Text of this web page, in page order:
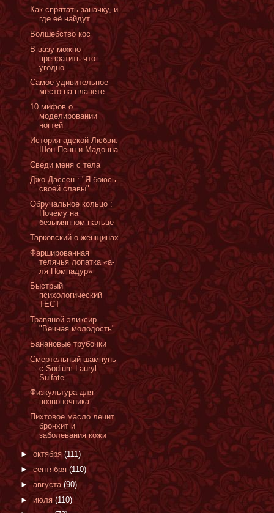
Как спрятать заначку, и
где её найдут…
Волшебство кос
В вазу можно
превратить что
угодно…
Самое удивительное
место на планете
10 мифов о
моделировании
ногтей
История адской Любви:
Шон Пенн и Мадонна
Сведи меня с тела
Джо Дассен : "Я боюсь
своей славы"
Обручальное кольцо :
Почему на
безымянном пальце
Тарковский о женщинах
Фаршированная
телячья лопатка «а-
ля Помпадур»
Быстрый
психологический
ТЕСТ
Травяной эликсир
"Вечная молодость"
Банановые трубочки
Смертельный шампунь
с Sodium Lauryl
Sulfate
Физкультура для
позвоночника
Пихтовое масло лечит
бронхит и
заболевания кожи
► октября(111)
►сентября (110)
►августа (90)
► июля (110)